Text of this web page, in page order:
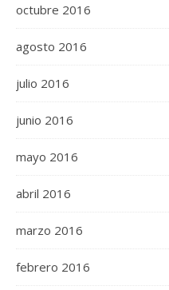
octubre 2016
agosto 2016
julio 2016
junio 2016
mayo 2016
abril 2016
marzo 2016
febrero 2016